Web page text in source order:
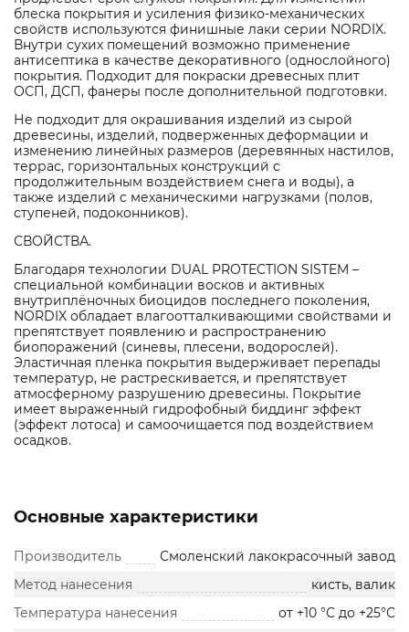
блеска покрытия и усиления физико-механических
свойств используются финишные лаки серии NORDIX.
Внутри сухих помещений возможно применение
антисептика в качестве декоративного (однослойного)
покрытия. Подходит для покраски древесных плит
ОСП, ДСП, фанеры после дополнительной подготовки.
Не подходит для окрашивания изделий из сырой
древесины, изделий, подверженных деформации и
изменению линейных размеров (деревянных настилов,
террас, горизонтальных конструкций с
продолжительным воздействием снега и воды), а
также изделий с механическими нагрузками (полов,
ступеней, подоконников).
СВОЙСТВА.
Благодаря технологии DUAL PROTECTION SISTEM –
специальной комбинации восков и активных
внутриплёночных биоцидов последнего поколения,
NORDIX обладает влагоотталкивающими свойствами и
препятствует появлению и распространению
биопоражений (синевы, плесени, водорослей).
Эластичная пленка покрытия выдерживает перепады
температур, не растрескивается, и препятствует
атмосферному разрушению древесины. Покрытие
имеет выраженный гидрофобный биддинг эффект
(эффект лотоса) и самоочищается под воздействием
осадков.
Основные характеристики
Производитель
Смоленский лакокрасочный завод
Метод нанесения
кисть, валик
Температура нанесения
от +10 °С до +25°С